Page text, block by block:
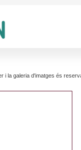
i la galeria d'imatges és